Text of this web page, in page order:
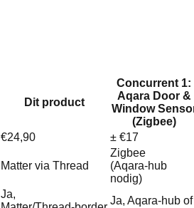
Dit product
Concurrent 1:
Aqara Door &
Window
(Zigbee)
€24,90 ± €17
Matter via Thread
Zigbee
(Aqara‑hub
nodig)
Ja,
Ja, Aqara‑hub of